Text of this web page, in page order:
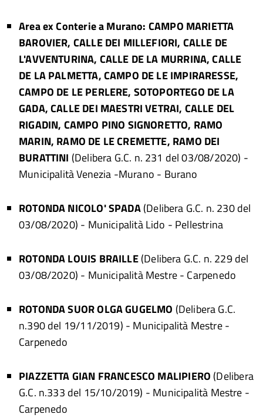
Area ex Conterie a Murano: CAMPO MARIETTA
BAROVIER, CALLE DEI MILLEFIORI, CALLE DE
L'AVVENTURINA, CALLE DE LA MURRINA, CALLE
DE LA PALMETTA, CAMPO DE LE IMPIRARESSE,
CAMPO DE LE PERLERE, SOTOPORTEGO DE LA
GADA, CALLE DEI MAESTRI VETRAI, CALLE DEL
RIGADIN, CAMPO PINO SIGNORETTO, RAMO
MARIN, RAMO DE LE CREMETTE, RAMO DEI
BURATTINI (Delibera G.C. n. 231 del 03/08/2020) -
Municipalità Venezia -Murano - Burano
ROTONDA NICOLO' SPADA(Delibera G.C. n. 230 del
03/08/2020) - Municipalità Lido - Pellestrina
ROTONDA LOUIS BRAILLE(Delibera G.C. n. 229 del
03/08/2020) - Municipalità Mestre - Carpenedo
ROTONDA SUOR OLGA GUGELMO (Delibera G.C.
n.390 del 19/11/2019) - Municipalità Mestre -
Carpenedo
PIAZZETTA GIAN FRANCESCO MALIPIERO (Delibera
G.C. n.333 del 15/10/2019) - Municipalità Mestre -
Carpenedo